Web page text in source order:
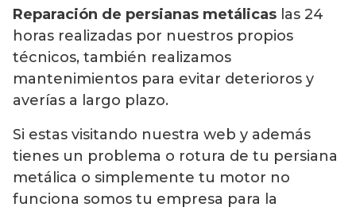
Reparación de persianas metálicas las 24
horas realizadas por nuestros propios
técnicos, también realizamos
mantenimientos para evitar deterioros y
averías a largo plazo.
Si estas visitando nuestra web y además
tienes un problema o rotura de tu persiana
metálica o simplemente tu motor no
funciona somos tu empresa para la